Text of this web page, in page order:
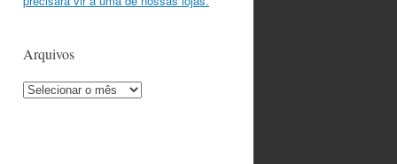
Arquivos
Arquivos